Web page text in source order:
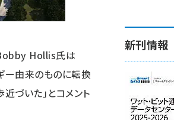
Hollis氏は
ー由来のものに転換
づいた」とコメント
新刊情報